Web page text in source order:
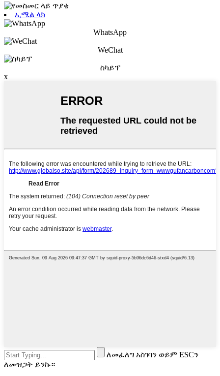
ኢሜል ላክ
WhatsApp
WeChat
ስካይፕ
x
ለመፈለግ አስገባን ወይም ESCን
ለመዝጋት ይንኩ።